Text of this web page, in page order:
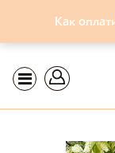
Как